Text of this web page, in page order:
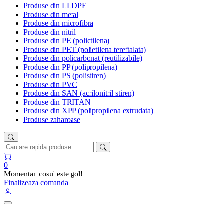
Produse din LLDPE
Produse din metal
Produse din microfibra
Produse din nitril
Produse din PE (polietilena)
Produse din PET (polietilena tereftalata)
Produse din policarbonat (reutilizabile)
Produse din PP (polipropilena)
Produse din PS (polistiren)
Produse din PVC
Produse din SAN (acrilonitril stiren)
Produse din TRITAN
Produse din XPP (polipropilena extrudata)
Produse zaharoase
0
Momentan cosul este gol!
Finalizeaza comanda